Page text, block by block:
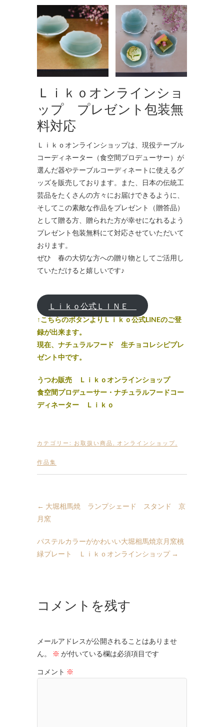
Ｌｉｋｏオンラインショ
ップ プレゼント包装無
料対応
Ｌｉｋｏオンラインショップは、現役テーブル
コーディネーター（食空間プロデューサー）が
選んだ器やテーブルコーディネートに使えるグ
ッズを販売しております。また、日本の伝統工
芸品をたくさんの方々にお届けできるように、
そしてこの素敵な作品をプレゼント（贈答品）
として贈る方、贈られた方が幸せになれるよう
プレゼント包装無料にて対応させていただいて
おります。
ぜひ 春の大切な方への贈り物としてご活用し
ていただけると嬉しいです♪
Ｌｉｋｏ公式ＬＩＮＥ
↑こちらのボタンよりＬｉｋｏ公式LINEのご登
録が出来ます。
現在、ナチュラルフード 生チョコレシピプレ
ゼント中です。
うつわ販売 Ｌｉｋｏオンラインショップ
食空間プロデューサー・ナチュラルフードコー
ディネーター Ｌｉｋｏ
カテゴリー: お取扱い商品 オンラインショップ
作品集
← 大堀相馬焼 ランプシェード スタンド 京
月窯
パステルカラーがかわいい大堀相馬焼京月窯桃
緑プレート Ｌｉｋｏオンラインショップ →
コメントを残す
メールアドレスが公開されることはありませ
ん。
※ が付いている欄は必須項目です
コメント ※